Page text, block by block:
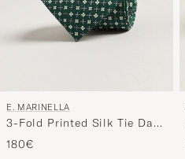
E. MARINELLA
3-Fold Printed Silk Tie Dark
Green
180€